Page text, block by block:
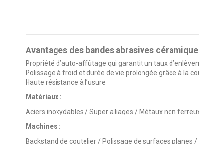
Avantages des bandes abrasives céramique
Propriété d’auto-affûtage qui garantit un taux
Polissage à froid et durée de vie prolongée grâce à la
Haute résistance à l’usure
Matériaux :
Aciers inoxydables / Super alliages / Métaux non
Machines :
Backstand de coutelier / Polissage de surfaces planes